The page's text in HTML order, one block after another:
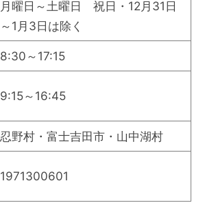
月曜日～土曜日 祝日・12月31日
～1月3日は除く
8:30～17:15
9:15～16:45
忍野村・富士吉田市・山中湖村
1971300601